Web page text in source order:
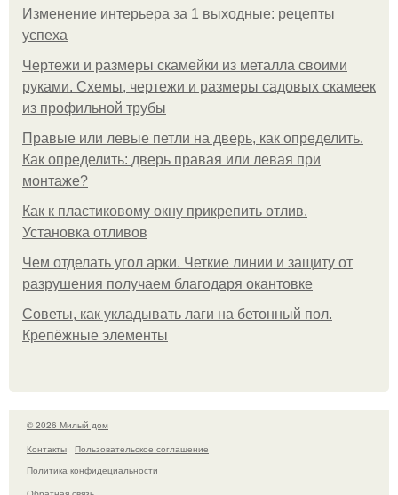
Изменение интерьера за 1 выходные: рецепты
успеха
Чертежи и размеры скамейки из металла своими
руками. Схемы, чертежи и размеры садовых скамеек
из профильной трубы
Правые или левые петли на дверь, как определить.
Как определить: дверь правая или левая при
монтаже?
Как к пластиковому окну прикрепить отлив.
Установка отливов
Чем отделать угол арки. Четкие линии и защиту от
разрушения получаем благодаря окантовке
Советы, как укладывать лаги на бетонный пол.
Крепёжные элементы
© 2026 Милый дом
Контакты
Пользовательское соглашение
Политика конфидециальности